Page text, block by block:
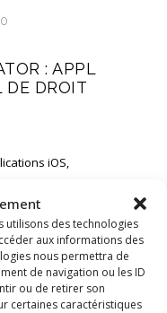
utilisons des technologies
aux informations des
nous permettra de
de navigation ou les ID
ou de retirer son
certaines caractéristiques
0
: APPL
DE DROIT
iOS,